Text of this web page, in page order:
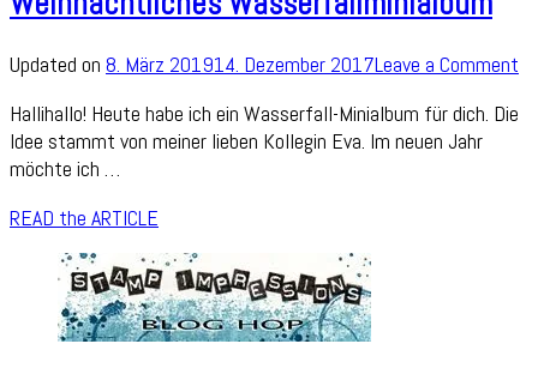
Updated on 8. März 201914. Dezember 2017Leave a Comment
Hallihallo! Heute habe ich ein Wasserfall-Minialbum für dich. Die
Idee stammt von meiner lieben Kollegin Eva. Im neuen Jahr
möchte ich …
READ the ARTICLE